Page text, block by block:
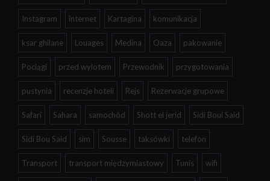
Instagram internet Kartagina komunikacja
ksar ghilane Louages Medina Oaza pakowanie
Pociągi przed wylotem Przewodnik przygotowania
pustynia recenzje hoteli Rejs Rezerwacje grupowe
Safari Sahara samochód Shott el jerid Sidi Boui Said
Sidi Bou Said sim Sousse taksówki telefon
Transport transport międzymiastowy Tunis wifi